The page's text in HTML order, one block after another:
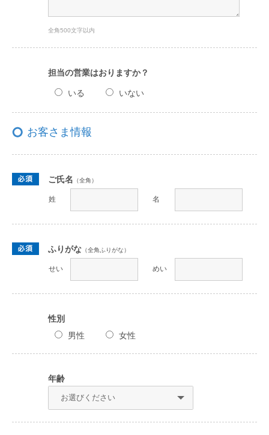
全角500文字以内
担当の営業はおりますか？
いる いない
お客さま情報
ご氏名 （全角）
姓 名
ふりがな （全角ふりがな）
せい めい
性別
男性
女性
年齢